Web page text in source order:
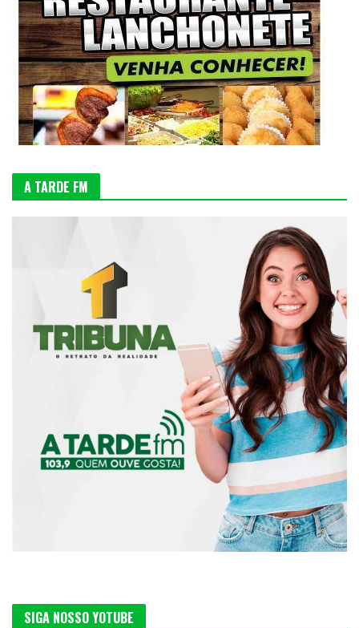
A TARDE FM
SIGA NOSSO YOTUBE